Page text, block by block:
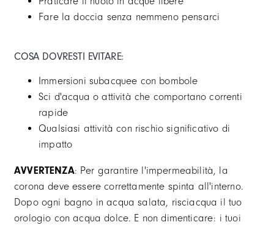
Fare la doccia senza nemmeno pensarci
COSA DOVRESTI EVITARE:
Immersioni subacquee con bombole
Sci d'acqua o attività che comportano correnti
rapide
Qualsiasi attività con rischio significativo di
impatto
AVVERTENZA: Per garantire l'impermeabilità, la
corona deve essere correttamente spinta all'interno.
Dopo ogni bagno in acqua salata, risciacqua il tuo
orologio con acqua dolce. E non dimenticare: i tuoi